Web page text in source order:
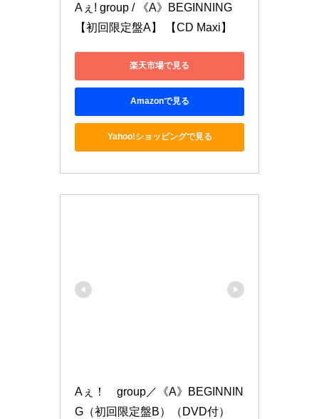
Aぇ! group / 《A》BEGINNING
【初回限定盤A】 【CD Maxi】
楽天市場で見る
Amazonで見る
Yahoo!ショッピングで見る
Aぇ！　group／《A》BEGINNIN
G（初回限定盤B）（DVD付）